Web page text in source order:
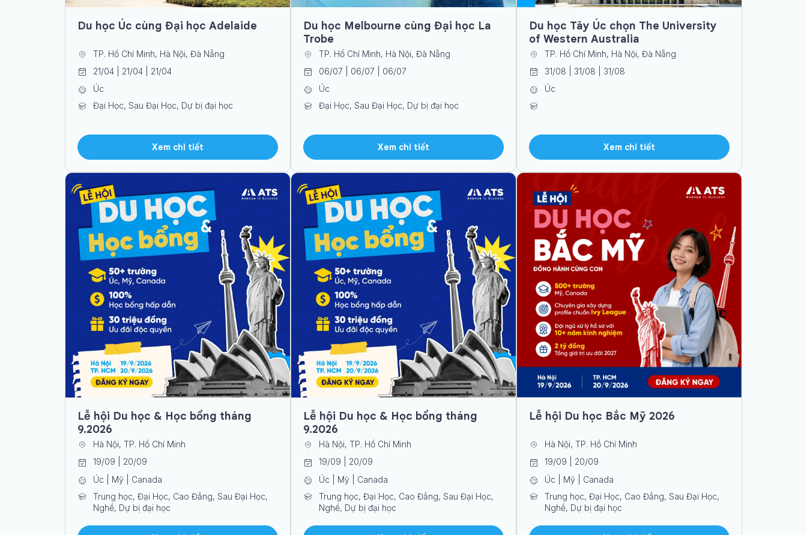
Du học Úc cùng Đại học Adelaide
TP. Hồ Chí Minh, Hà Nội, Đà Nẵng
21/04 | 21/04 | 21/04
Úc
Đại Học, Sau Đại Học, Dự bị đại học
Xem chi tiết
Du học Melbourne cùng Đại học La
Trobe
TP. Hồ Chí Minh, Hà Nội, Đà Nẵng
06/07 | 06/07 | 06/07
Úc
Đại Học, Sau Đại Học, Dự bị đại học
Xem chi tiết
Du học Tây Úc chọn The University
of Western Australia
TP. Hồ Chí Minh, Hà Nội, Đà Nẵng
31/08 | 31/08 | 31/08
Úc
Xem chi tiết
Lễ hội Du học & Học bổng tháng
9.2026
Hà Nội, TP. Hồ Chí Minh
19/09 | 20/09
Úc | Mỹ | Canada
Trung học, Đại Học, Cao Đẳng, Sau Đại Học,
Nghề, Dự bị đại học
Lễ hội Du học & Học bổng tháng
9.2026
Hà Nội, TP. Hồ Chí Minh
19/09 | 20/09
Úc | Mỹ | Canada
Trung học, Đại Học, Cao Đẳng, Sau Đại Học,
Nghề, Dự bị đại học
Lễ hội Du học Bắc Mỹ 2026
Hà Nội, TP. Hồ Chí Minh
19/09 | 20/09
Úc | Mỹ | Canada
Trung học, Đại Học, Cao Đẳng, Sau Đại Học,
Nghề, Dự bị đại học